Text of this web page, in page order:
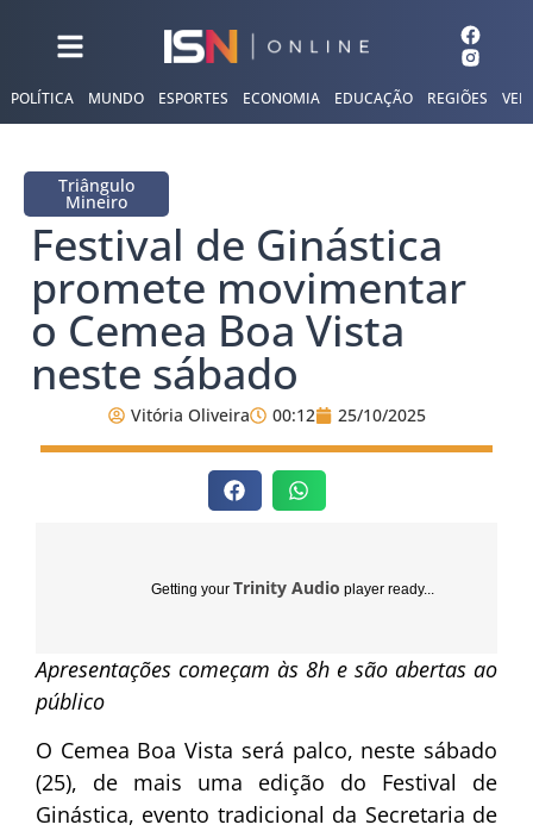
POLÍTICA MUNDO ESPORTES ECONOMIA EDUCAÇÃO REGIÕES
Triângulo
Mineiro
Festival de Ginástica
promete movimentar
o Cemea Boa Vista
neste sábado
Vitória Oliveira 00:12 25/10/2025
Getting your Trinity Audio player ready...
Apresentações começam às 8h e são abertas ao
público
O Cemea Boa Vista será palco, neste sábado
(25), de mais uma edição do Festival de
Ginástica, evento tradicional da Secretaria de